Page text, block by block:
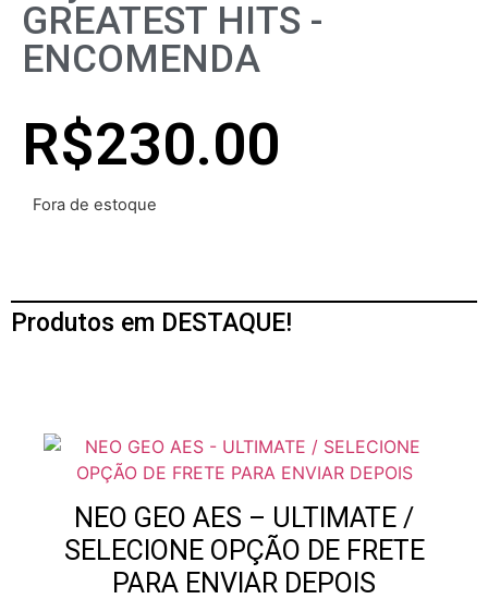
GREATEST HITS -
ENCOMENDA
R$230.00
Fora de estoque
Produtos em DESTAQUE!
NEO GEO AES – ULTIMATE /
SELECIONE OPÇÃO DE FRETE
PARA ENVIAR DEPOIS